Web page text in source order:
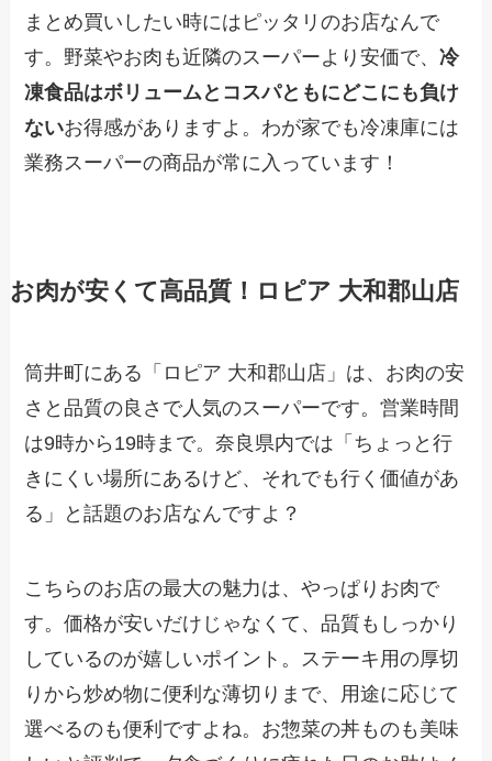
まとめ買いしたい時にはピッタリのお店なんで
す。野菜やお肉も近隣のスーパーより安価で、冷
凍食品はボリュームとコスパともにどこにも負け
ないお得感がありますよ。わが家でも冷凍庫には
業務スーパーの商品が常に入っています！
お肉が安くて高品質！ロピア 大和郡山店
筒井町にある「ロピア 大和郡山店」は、お肉の安
さと品質の良さで人気のスーパーです。営業時間
は9時から19時まで。奈良県内では「ちょっと行
きにくい場所にあるけど、それでも行く価値があ
る」と話題のお店なんですよ？
こちらのお店の最大の魅力は、やっぱりお肉で
す。価格が安いだけじゃなくて、品質もしっかり
しているのが嬉しいポイント。ステーキ用の厚切
りから炒め物に便利な薄切りまで、用途に応じて
選べるのも便利ですよね。お惣菜の丼ものも美味